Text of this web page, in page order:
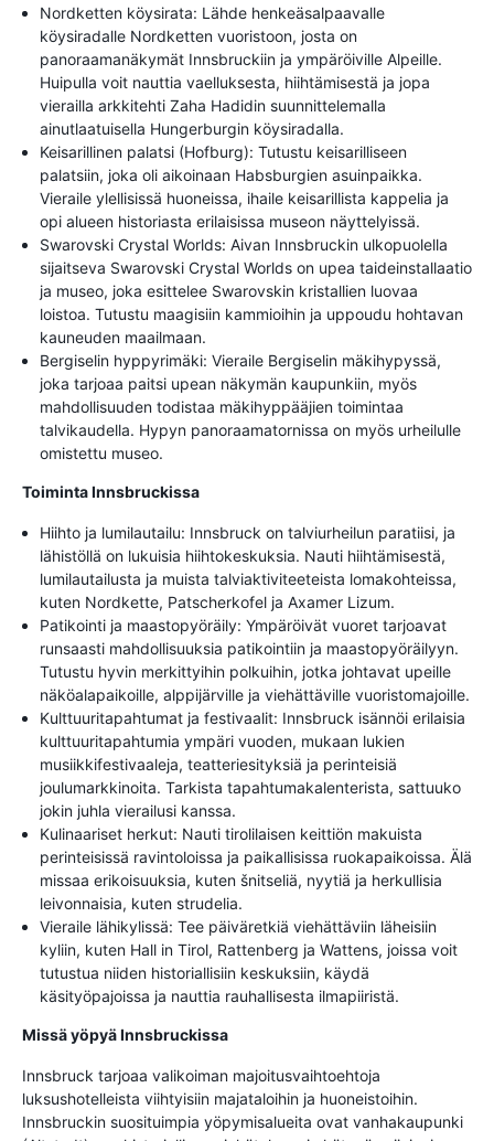
Nordketten köysirata: Lähde henkeäsalpaavalle
köysiradalle Nordketten vuoristoon, josta on
panoraamanäkymät Innsbruckiin ja ympäröiville Alpeille.
Huipulla voit nauttia vaelluksesta, hiihtämisestä ja jopa
vierailla arkkitehti Zaha Hadidin suunnittelemalla
ainutlaatuisella Hungerburgin köysiradalla.
Keisarillinen palatsi (Hofburg): Tutustu keisarilliseen
palatsiin, joka oli aikoinaan Habsburgien asuinpaikka.
Vieraile ylellisissä huoneissa, ihaile keisarillista kappelia ja
opi alueen historiasta erilaisissa museon näyttelyissä.
Swarovski Crystal Worlds: Aivan Innsbruckin ulkopuolella
sijaitseva Swarovski Crystal Worlds on upea taideinstallaatio
ja museo, joka esittelee Swarovskin kristallien luovaa
loistoa. Tutustu maagisiin kammioihin ja uppoudu hohtavan
kauneuden maailmaan.
Bergiselin hyppyrimäki: Vieraile Bergiselin mäkihypyssä,
joka tarjoaa paitsi upean näkymän kaupunkiin, myös
mahdollisuuden todistaa mäkihyppääjien toimintaa
talvikaudella. Hypyn panoraamatornissa on myös urheilulle
omistettu museo.
Toiminta Innsbruckissa
Hiihto ja lumilautailu: Innsbruck on talviurheilun paratiisi, ja
lähistöllä on lukuisia hiihtokeskuksia. Nauti hiihtämisestä,
lumilautailusta ja muista talviaktiviteeteista lomakohteissa,
kuten Nordkette, Patscherkofel ja Axamer Lizum.
Patikointi ja maastopyöräily: Ympäröivät vuoret tarjoavat
runsaasti mahdollisuuksia patikointiin ja maastopyöräilyyn.
Tutustu hyvin merkittyihin polkuihin, jotka johtavat upeille
näköalapaikoille, alppijärville ja viehättäville vuoristomajoille.
Kulttuuritapahtumat ja festivaalit: Innsbruck isännöi erilaisia
kulttuuritapahtumia ympäri vuoden, mukaan lukien
musiikkifestivaaleja, teatteriesityksiä ja perinteisiä
joulumarkkinoita. Tarkista tapahtumakalenterista, sattuuko
jokin juhla vierailusi kanssa.
Kulinaariset herkut: Nauti tirolilaisen keittiön makuista
perinteisissä ravintoloissa ja paikallisissa ruokapaikoissa. Älä
missaa erikoisuuksia, kuten šnitseliä, nyytiä ja herkullisia
leivonnaisia, kuten strudelia.
Vieraile lähikylissä: Tee päiväretkiä viehättäviin läheisiin
kyliin, kuten Hall in Tirol, Rattenberg ja Wattens, joissa voit
tutustua niiden historiallisiin keskuksiin, käydä
käsityöpajoissa ja nauttia rauhallisesta ilmapiiristä.
Missä yöpyä Innsbruckissa
Innsbruck tarjoaa valikoiman majoitusvaihtoehtoja
luksushotelleista viihtyisiin majataloihin ja huoneistoihin.
Innsbruckin suosituimpia yöpymisalueita ovat vanhakaupunki